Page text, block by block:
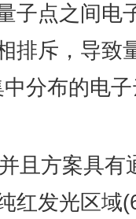
子点之间电
排斥，导致
分布的电
且方案具有
红发光区域